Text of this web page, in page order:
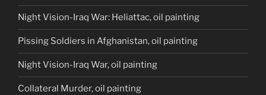
Night Vision-Iraq War: Heliattac, oil painting
Pissing Soldiers in Afghanistan, oil painting
Night Vision-Iraq War, oil painting
Collateral Murder, oil painting